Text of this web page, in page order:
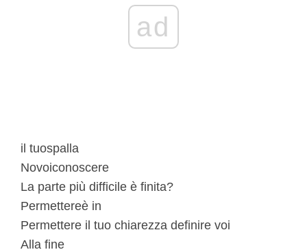
ad
il tuospalla
Novoiconoscere
La parte più difficile è finita?
Permettereè in
Permettere il tuo chiarezza definire voi
Alla fine